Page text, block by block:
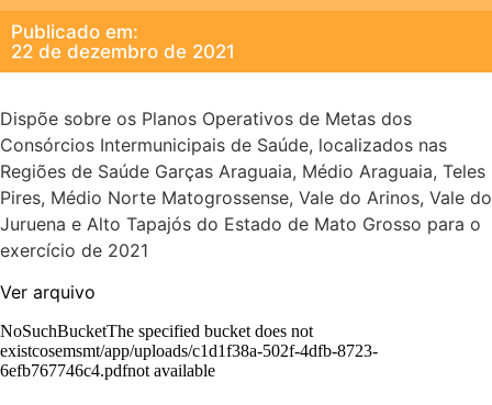
Publicado em:
22 de dezembro de 2021
Dispõe sobre os Planos Operativos de Metas dos
Consórcios Intermunicipais de Saúde, localizados nas
Regiões de Saúde Garças Araguaia, Médio Araguaia, Teles
Pires, Médio Norte Matogrossense, Vale do Arinos, Vale do
Juruena e Alto Tapajós do Estado de Mato Grosso para o
exercício de 2021
Ver arquivo